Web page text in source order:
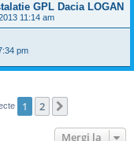
GPL Dacia LOGAN
11:14 am
pm
1 2
Mergi la